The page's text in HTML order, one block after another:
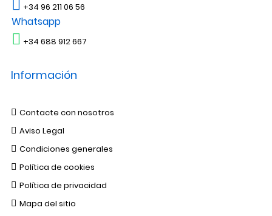
+34 96 211 06 56
Whatsapp
+34 688 912 667
Información
Contacte con nosotros
Aviso Legal
Condiciones generales
Política de cookies
Política de privacidad
Mapa del sitio